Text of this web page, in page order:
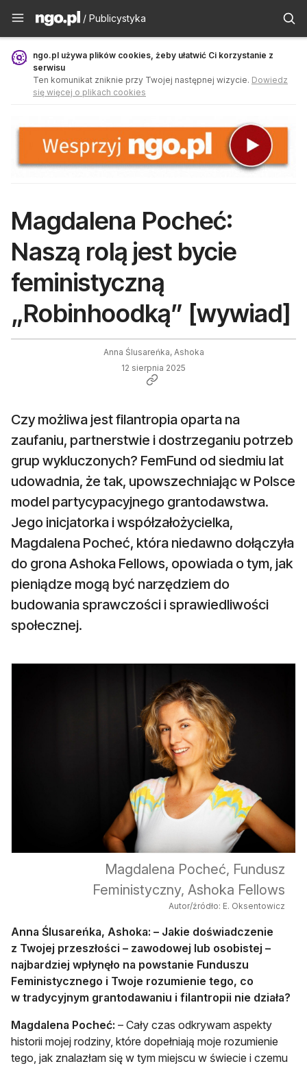
Publicystyka - ngo.pl
/ Publicystyka
ngo.pl używa plików cookies, żeby ułatwić Ci korzystanie z
serwisu
Ten komunikat zniknie przy Twojej następnej wizycie. Dowiedz
się więcej o plikach cookies
Magdalena Pocheć:
Naszą rolą jest bycie
feministyczną
„Robinhoodką” [wywiad]
Anna Ślusareńka, Ashoka
12 sierpnia 2025
Czy możliwa jest filantropia oparta na
zaufaniu, partnerstwie i dostrzeganiu potrzeb
grup wykluczonych? FemFund od siedmiu lat
udowadnia, że tak, upowszechniając w Polsce
model partycypacyjnego grantodawstwa.
Jego inicjatorka i współzałożycielka,
Magdalena Pocheć, która niedawno dołączyła
do grona Ashoka Fellows, opowiada o tym, jak
pieniądze mogą być narzędziem do
budowania sprawczości i sprawiedliwości
społecznej.
Magdalena Pocheć, Fundusz
Feministyczny, Ashoka Fellows
Autor/źródło: E. Oksentowicz
Anna Ślusareńka, Ashoka: – Jakie doświadczenie
z Twojej przeszłości – zawodowej lub osobistej –
najbardziej wpłynęło na powstanie Funduszu
Feministycznego i Twoje rozumienie tego, co
w tradycyjnym grantodawaniu i filantropii nie działa?
Magdalena Pocheć: – Cały czas odkrywam aspekty
historii mojej rodziny, które dopełniają moje rozumienie
tego, jak znalazłam się w tym miejscu w świecie i czemu